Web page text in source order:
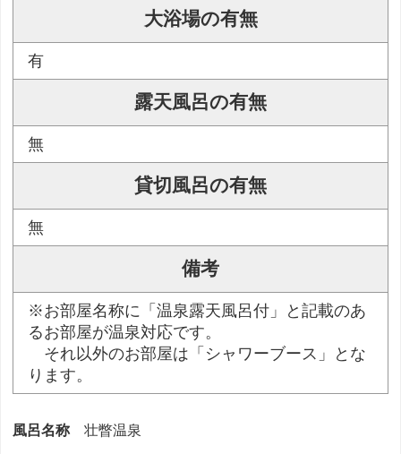
大浴場の有無
有
露天風呂の有無
無
貸切風呂の有無
無
備考
※お部屋名称に「温泉露天風呂付」と記載のあ
るお部屋が温泉対応です。
それ以外のお部屋は「シャワーブース」とな
ります。
風呂名称 壮瞥温泉